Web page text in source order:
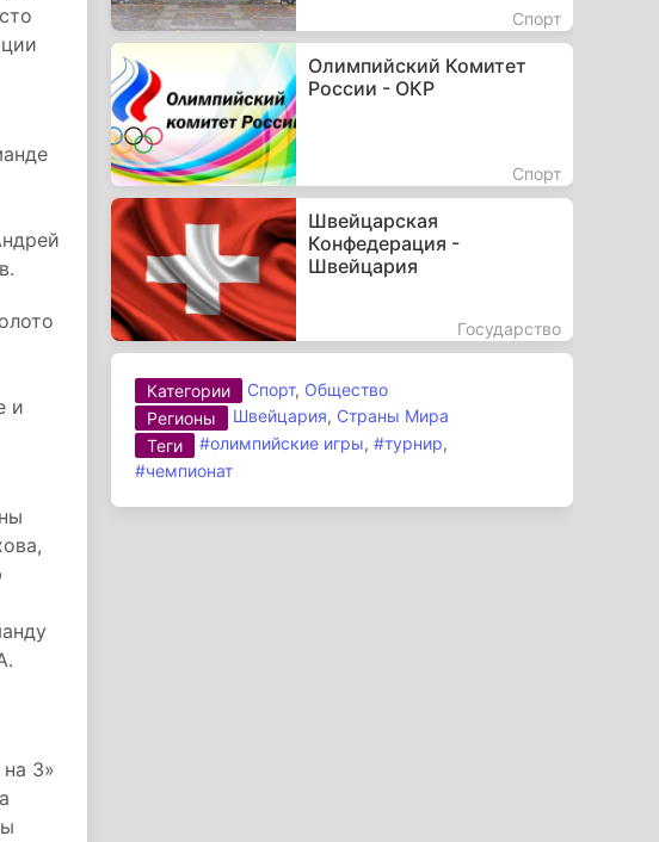
и
3»
Спорт
Олимпийский Комитет
России - ОКР
Спорт
Швейцарская
Конфедерация -
Швейцария
Государство
Категории Спорт, Общество
Регионы
Швейцария, Страны Мира
Теги
#олимпийские игры,#турнир,
#чемпионат